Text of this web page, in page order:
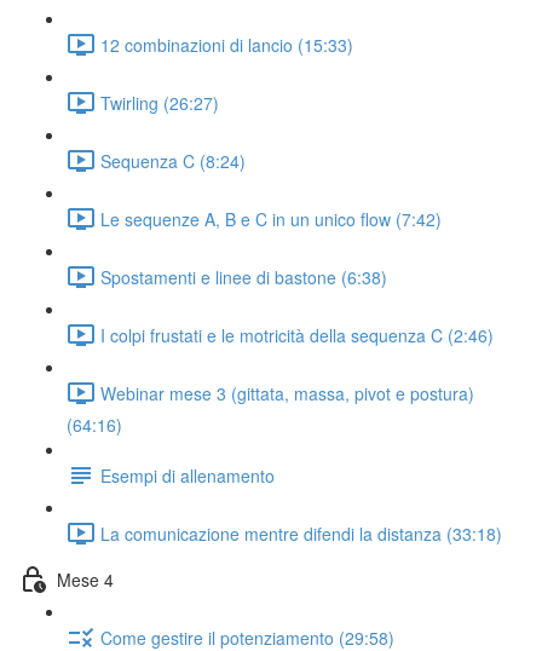
12 combinazioni di lancio (15:33)
Twirling (26:27)
Sequenza C (8:24)
Le sequenze A, B e C in un unico flow (7:42)
Spostamenti e linee di bastone (6:38)
I colpi frustati e le motricità della sequenza C (2:46)
Webinar mese 3 (gittata, massa, pivot e postura)
(64:16)
Esempi di allenamento
La comunicazione mentre difendi la distanza (33:18)
Mese 4
Come gestire il potenziamento (29:58)